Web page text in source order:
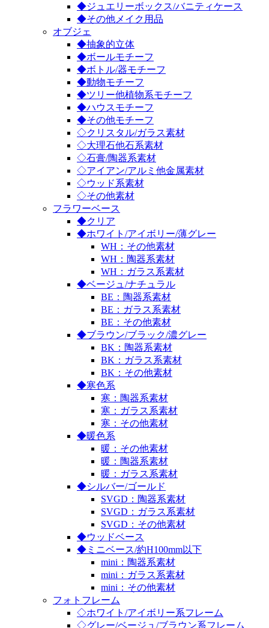
◆ジュエリーボックス/バニティケース
◆その他メイク用品
オブジェ
◆抽象的立体
◆ボールモチーフ
◆ボトル/器モチーフ
◆動物モチーフ
◆ツリー他植物系モチーフ
◆ハウスモチーフ
◆その他モチーフ
◇クリスタル/ガラス素材
◇大理石他石系素材
◇石膏/陶器系素材
◇アイアン/アルミ他金属素材
◇ウッド系素材
◇その他素材
フラワーベース
◆クリア
◆ホワイト/アイボリー/薄グレー
WH：その他素材
WH：陶器系素材
WH：ガラス系素材
◆ベージュ/ナチュラル
BE：陶器系素材
BE：ガラス系素材
BE：その他素材
◆ブラウン/ブラック/濃グレー
BK：陶器系素材
BK：ガラス系素材
BK：その他素材
◆寒色系
寒：陶器系素材
寒：ガラス系素材
寒：その他素材
◆暖色系
暖：その他素材
暖：陶器系素材
暖：ガラス系素材
◆シルバー/ゴールド
SVGD：陶器系素材
SVGD：ガラス系素材
SVGD：その他素材
◆ウッドベース
◆ミニベース/約H100mm以下
mini：陶器系素材
mini：ガラス系素材
mini：その他素材
フォトフレーム
◇ホワイト/アイボリー系フレーム
◇グレー/ベージュ/ブラウン系フレーム